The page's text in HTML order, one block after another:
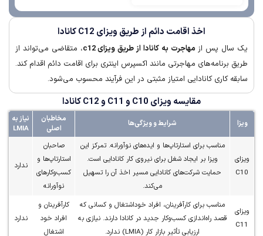
اخذ اقامت دائم از طریق ویزای C12 کانادا
پس ازمهاجرت به کانادا از طریق ویزای c12
، متقاضی می‌تواند از
برنامه‌های مهاجرتی ماننداکسپرس اینتریبرای اقامت دائم اقدام کند.
کاری کانادایی امتیاز مثبتی در این فرآیند محسوب می‌شود.
مقایسه ویزای C10 و C11 و C12 کانادا
شرایط و ویژگی‌ها
نیاز به
LMIA
مناسب برای استارتاپ‌ها و ایده‌های نوآورانه. تمرکز این
ویزا بر ایجاد شغل برای نیروی کار کانادایی است.
حمایت شرکت‌های کانادایی مسیر اخذ آن را تسهیل
صاحبان
استارتاپ‌ها و
کسب‌وکارهای
ندارد
مناسب برای کارآفرینان، افراد خوداشتغال و کسانی که
قصد راه‌اندازی کسب‌وکار جدید در کانادا دارند. نیازی به
ارزیابی تأثیر بازار کار (LMIA) ندارد.
کارآفرینان و
افراد خود
ندارد